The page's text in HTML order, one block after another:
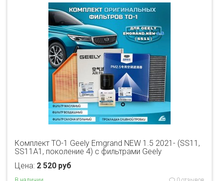
Комплект ТО-1 Geely Emgrand NEW 1.5 2021- (SS11,
SS11A1, поколение 4) с фильтрами Geely
Цена: 2 520 руб